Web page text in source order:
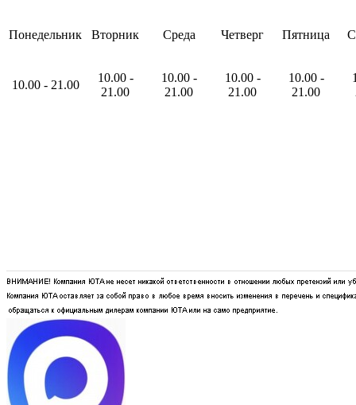
Понедельник Вторник Среда Четверг Пятница
10.00 -21 .00
10.00 -
21 .00
10.00 -
21 .00
10.00 -
21 .00
10.00 -
21 .00